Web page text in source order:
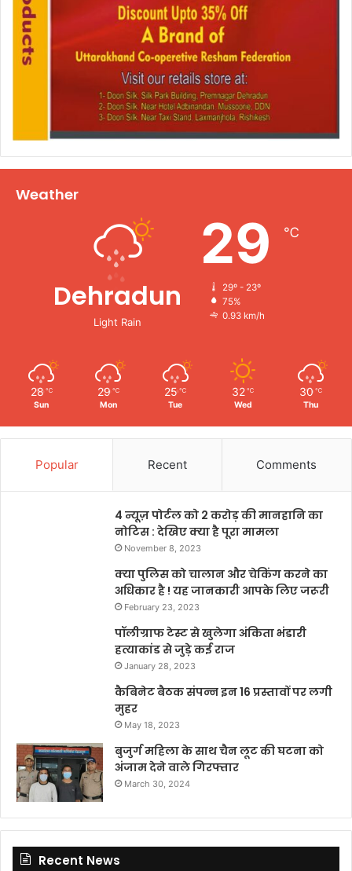
Weather
Dehradun
Light Rain
29 ℃
29º - 23º
75%
0.93 km/h
28 ℃
Sun
29 ℃
Mon
25 ℃
Tue
32 ℃
Wed
30 ℃
Thu
Popular Recent Comments
4 न्यूज़ पोर्टल को 2 करोड़ की मानहानि का
नोटिस : देखिए क्या है पूरा मामला
November 8, 2023
क्या पुलिस को चालान और चेकिंग करने का
अधिकार है ! यह जानकारी आपके लिए जरूरी
February 23, 2023
पॉलीग्राफ टेस्ट से खुलेगा अंकिता भंडारी
हत्याकांड से जुड़े कई राज
January 28, 2023
कैबिनेट बैठक संपन्न इन 16 प्रस्तावों पर लगी
मुहर
May 18, 2023
बुजुर्ग महिला के साथ चैन लूट की घटना को
अंजाम देने वाले गिरफ्तार
March 30, 2024
Recent News